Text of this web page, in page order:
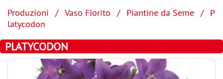
Produzioni Vaso Fiorito Piantine da Seme
P
latycodon
PLATYCODON